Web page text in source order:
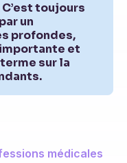
toujours
un
profondes,
et
sur la
médicales